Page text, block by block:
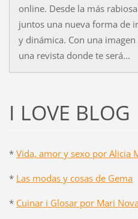
online. Desde la más
juntos una nueva forma de
y dinámica. Con una
una revista donde te será...
I LOVE BLOG
* Vida, amor y sexo por Alicia
* Las modas y cosas de Gema
* Cuinar i Glosar por Mari